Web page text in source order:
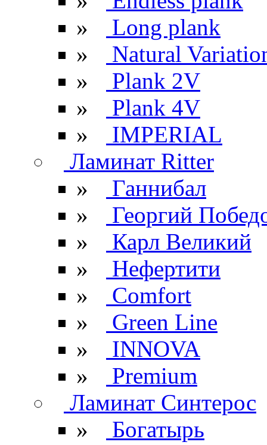
»
Long plank
»
Natural
»
Plank 2V
»
Plank 4V
»
IMPERIAL
Ламинат Ritter
»
Ганнибал
»
Георгий
»
Карл Великий
»
Нефертити
»
Comfort
»
Green Line
»
INNOVA
»
Premium
Ламинат Синтерос
»
Богатырь